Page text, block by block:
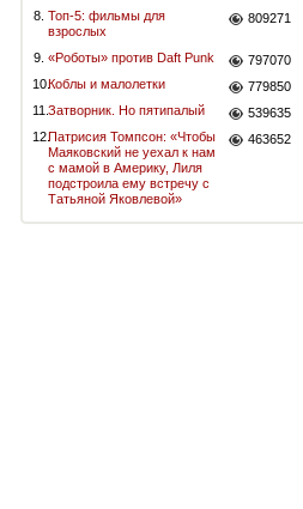
8. Топ-5: фильмы для
взрослых
809271
9. «Роботы» против Daft Punk
797070
10.Коблы и малолетки
779850
11.Затворник. Но пятипалый
539635
12.Патрисия Томпсон: «Чтобы
Маяковский не уехал к нам
с мамой в Америку, Лиля
подстроила ему встречу с
Татьяной Яковлевой»
463652